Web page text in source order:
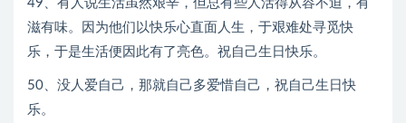
49、有人说生活虽然艰辛，但总有些人活得从容不迫，有
滋有味。因为他们以快乐心直面人生，于艰难处寻觅快
乐，于是生活便因此有了亮色。祝自己生日快乐。
50、没人爱自己，那就自己多爱惜自己，祝自己生日快
乐。